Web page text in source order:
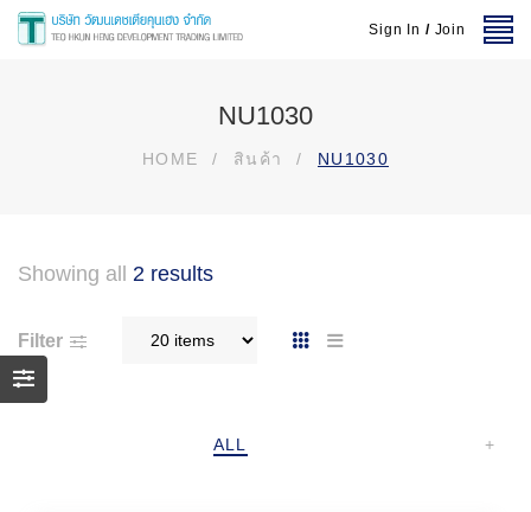
Sign In / Join
NU1030
HOME / สินค้า / NU1030
Showing all 2 results
Filter
ALL +